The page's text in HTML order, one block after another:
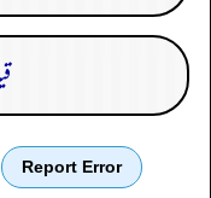
Report Error